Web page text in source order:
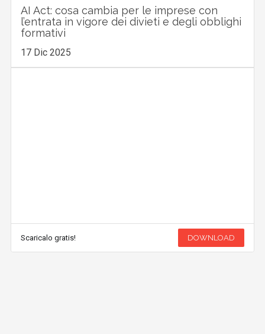
AI Act: cosa cambia per le imprese con
l’entrata in vigore dei divieti e degli obblighi
formativi
17 Dic 2025
Scaricalo gratis! DOWNLOAD